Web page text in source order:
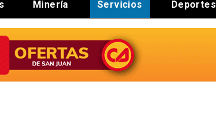
Minería Servicios Deportes